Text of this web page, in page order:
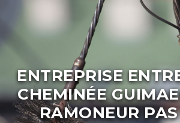
ENTREPRISE
CHEMINÉE
RAMONEUR